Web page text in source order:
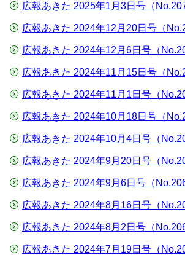
広報あきた 2025年1月3日号（
広報あきた 2024年12月20日号（
広報あきた 2024年12月6日号（
広報あきた 2024年11月15日号（
広報あきた 2024年11月1日号（
広報あきた 2024年10月18日号（
広報あきた 2024年10月4日号（
広報あきた 2024年9月20日号（
広報あきた 2024年9月6日号（
広報あきた 2024年8月16日号（
広報あきた 2024年8月2日号（
広報あきた 2024年7月19日号（